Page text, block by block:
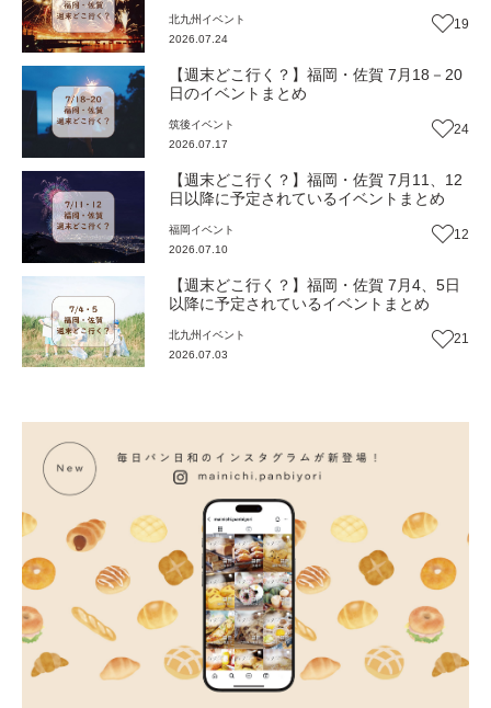
北九州 イベント
2026.07.24
19
【週末どこ行く？】福岡・佐賀 7月18－20
日のイベントまとめ
筑後イベント
2026.07.17
24
【週末どこ行く？】福岡・佐賀 7月11、12
日以降に予定されているイベントまとめ
福岡 イベント
2026.07.10
12
【週末どこ行く？】福岡・佐賀 7月4、5日
以降に予定されているイベントまとめ
北九州 イベント
2026.07.03
21